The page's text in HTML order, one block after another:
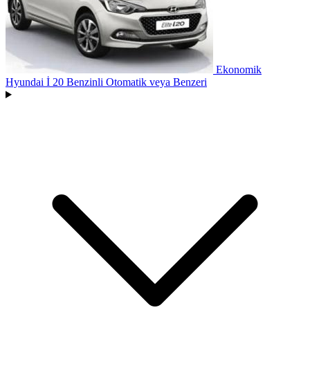
Ekonomik
Hyundai İ 20 Benzinli Otomatik veya Benzeri